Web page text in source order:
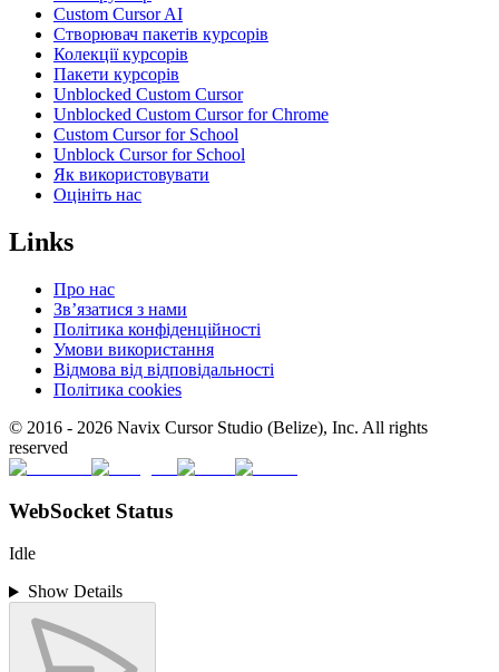
Custom Cursor AI
Створювач пакетів курсорів
Колекції курсорів
Пакети курсорів
Unblocked Custom Cursor
Unblocked Custom Cursor for Chrome
Custom Cursor for School
Unblock Cursor for School
Як використовувати
Оцініть нас
Links
Про нас
Зв’язатися з нами
Політика конфіденційності
Умови використання
Відмова від відповідальності
Політика cookies
© 2016 - 2026 Navix Cursor Studio (Belize), Inc. All rights
reserved
WebSocket Status
Idle
Show Details